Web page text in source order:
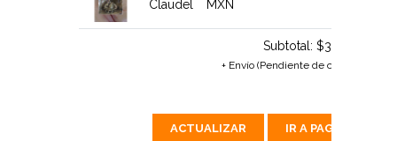
Claudel
MXN
Subtotal: $359 MX
+ Envío (Pendiente de calcular)
ACTUALIZAR IR A PAGAR